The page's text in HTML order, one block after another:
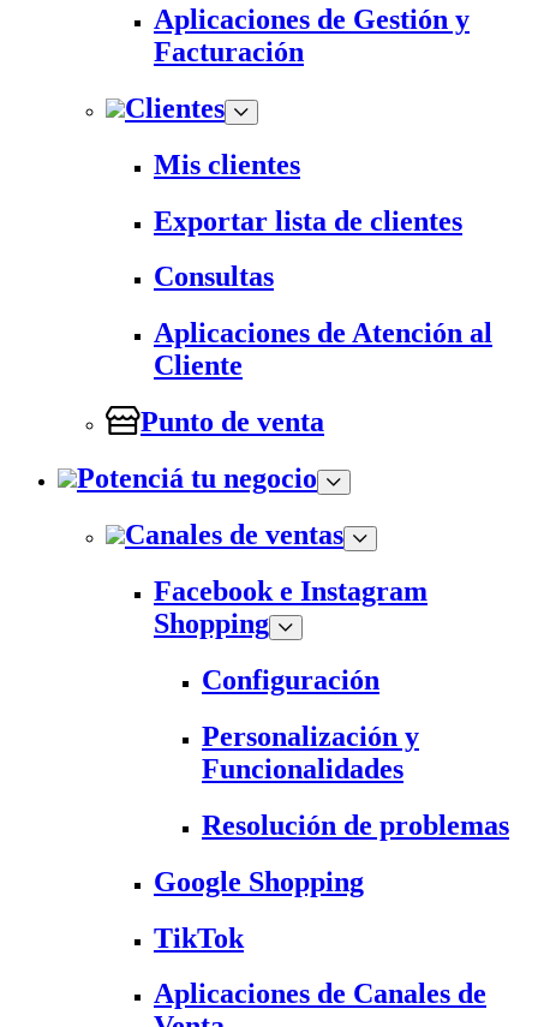
Aplicaciones de Gestión y
Facturación
Clientes
Mis clientes
Exportar lista de clientes
Consultas
Aplicaciones de Atención al
Cliente
Punto de venta
Potenciá tu negocio
Canales de ventas
Facebook e Instagram
Shopping
Configuración
Personalización y
Funcionalidades
Resolución de problemas
Google Shopping
TikTok
Aplicaciones de Canales de